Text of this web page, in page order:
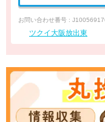
お問い合わせ番号 :
ツクイ大阪放出東